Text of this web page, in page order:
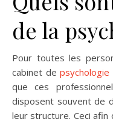
de la
Pour toutes les
cabinet de
que ces
disposent souvent de
leur structure. Ceci